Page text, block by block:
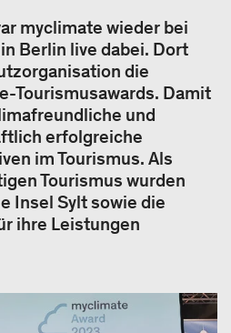
myclimate wieder bei
Berlin live dabei. Dort
die
Tourismusawards. Damit
und
erfolgreiche
im Tourismus. Als
Tourismus wurden
Insel Sylt sowie die
ihre Leistungen